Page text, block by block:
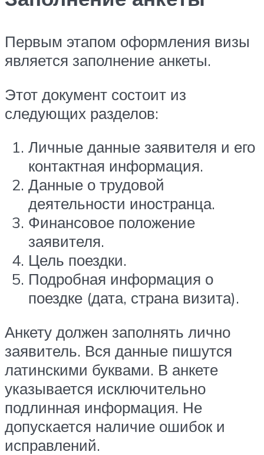
Первым этапом оформления визы
является заполнение анкеты.
Этот документ состоит из
следующих разделов:
Личные данные заявителя и его
контактная информация.
Данные о трудовой
деятельности иностранца.
Финансовое положение
заявителя.
Цель поездки.
Подробная информация о
поездке (дата, страна визита).
Анкету должен заполнять лично
заявитель. Вся данные пишутся
латинскими буквами. В анкете
указывается исключительно
подлинная информация. Не
допускается наличие ошибок и
исправлений.